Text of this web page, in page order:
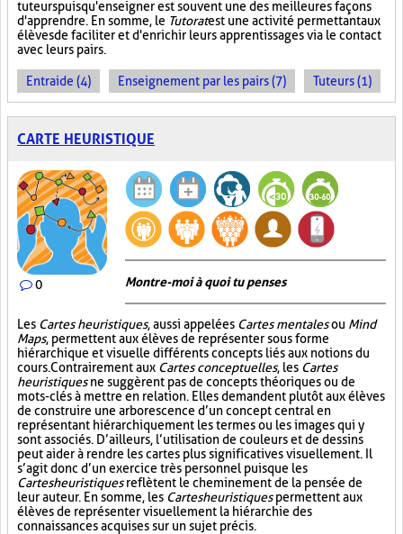
tuteurs puisqu'enseigner est souvent une des meilleures façons
d'apprendre. En somme, le Tutoratest une activité permettant aux
élèves de faciliter et d'enrichir leurs apprentissages via le contact
avec leurs pairs.
Entraide (4) Enseignement par les pairs (7) Tuteurs (1)
CARTE HEURISTIQUE
0 Montre-moi à quoi tu penses
Les Cartes heuristiques, aussi appelées Cartes mentalesou Mind
Maps, permettent aux élèves de représenter sous forme
hiérarchique et visuelle différents concepts liés aux notions du
cours. Contrairement aux Cartes conceptuelles, les Cartes
heuristiquesne suggèrent pas de concepts théoriques ou de
mots-clés à mettre en relation. Elles demandent plutôt aux élèves
de construire une arborescence d’un concept central en
représentant hiérarchiquement les termes ou les images qui y
sont associés. D’ailleurs, l’utilisation de couleurs et de dessins
peut aider à rendre les cartes plus significatives visuellement. Il
s’agit donc d’un exercice très personnel puisque les
Cartes heuristiquesreflètent le cheminement de la pensée de
leur auteur. En somme, les Cartes heuristiquespermettent aux
élèves de représenter visuellement la hiérarchie des
connaissances acquises sur un sujet précis.